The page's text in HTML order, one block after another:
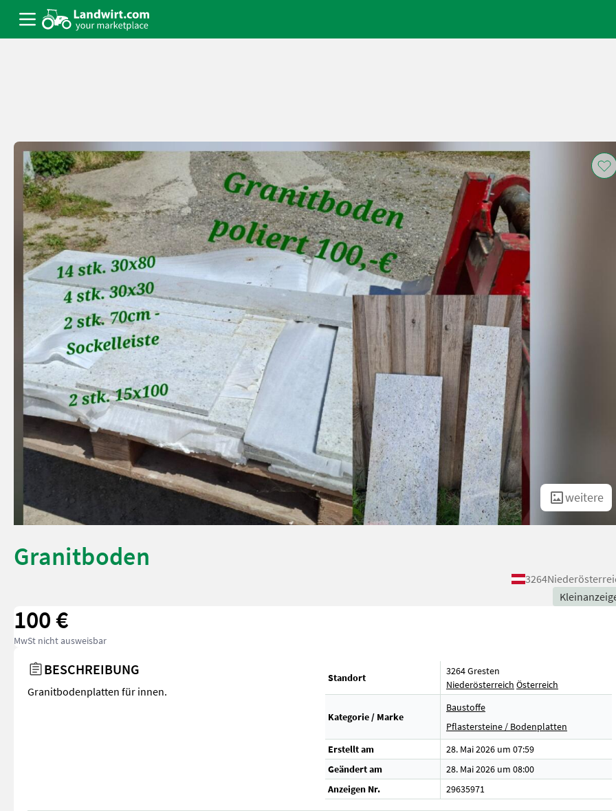
weitere
Granitboden
3264
100 €
MwSt nicht ausweisbar
BESCHREIBUNG
Granitbodenplatten für innen.
Standort
3264 Gresten
Niederösterreich Österreich
Kategorie / Marke
Baustoffe
Pflastersteine / Bodenplatten
Erstellt am
28. Mai 2026 um 07:59
Geändert am
28. Mai 2026 um 08:00
Anzeigen Nr.
29635971